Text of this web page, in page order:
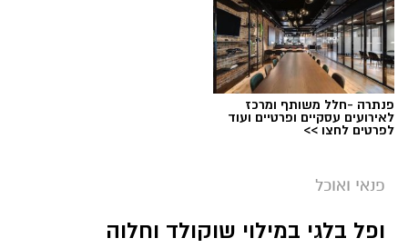
תגים: חביתת ירק
פנתרה -חלל משותף ומרכז
לאירועים עסקיים ופרטיים ועוד
לפרטים לחצו >>
פנאי ואוכל
ופל בלגי במילוי שוקולד וחלוה